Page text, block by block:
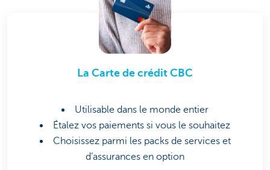
La Carte de crédit CBC
Utilisable dans le monde entier
Étalez vos paiements si vous le souhaitez
Choisissez parmi les packs de services et
d’assurances en option